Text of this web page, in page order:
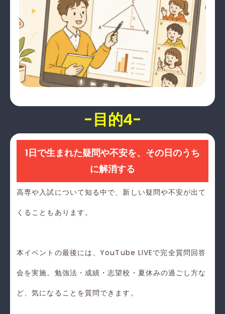
-目的4-
1日で生まれた疑問や不安を、その日のうち
に解消する
高専や入試について知る中で、新しい疑問や不安が出て
くることもあります。
本イベントの最後には、YouTube LIVEで完全質問回答
会を実施。勉強法・成績・志望校・夏休みの過ごし方な
ど、気になることを質問できます。